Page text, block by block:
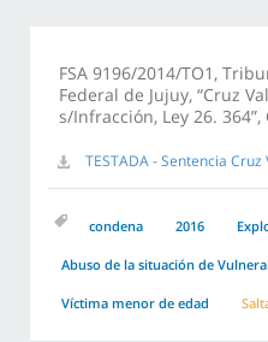
FSA 9196/2014/TO1,
Federal de Jujuy, “Cruz
s/Infracción, Ley 26.
TESTADA - Sentencia
condena 2016
Abuso de la situación de
Víctima menor de edad